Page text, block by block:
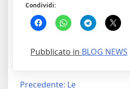
Condividi:
Pubblicato in BLOG NEWS
Precedente: Le